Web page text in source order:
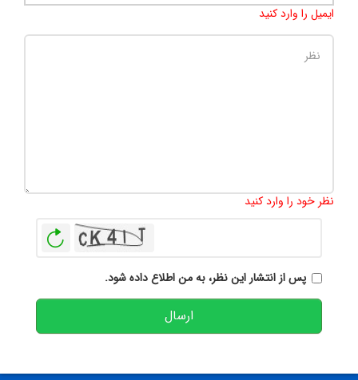
ایمیل را وارد کنید
نظر خود را وارد کنید
پس از انتشار این نظر، به من اطلاع داده شود.
ارسال